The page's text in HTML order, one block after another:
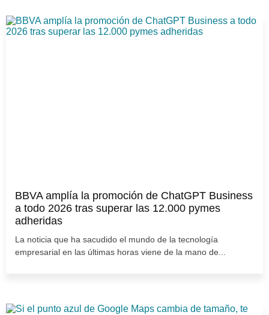
BBVA amplía la promoción de ChatGPT Business
a todo 2026 tras superar las 12.000 pymes
adheridas
La noticia que ha sacudido el mundo de la tecnología
empresarial en las últimas horas viene de la mano de...